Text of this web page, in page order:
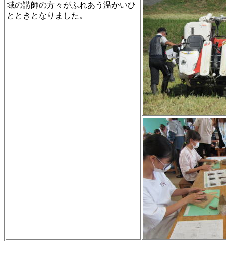
域の講師の方々がふれあう温かいひ
とときとなりました。